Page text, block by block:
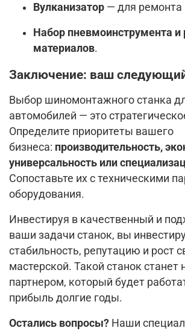
Вулканизатор — для ремонта
Набор пневмоинструмента и
материалов.
Заключение: ваш
Выбор шиномонтажного станка
автомобилей — это
Определите приоритеты вашего
бизнеса: производительность,
универсальность или
Сопоставьте их с техническими
оборудования.
Инвестируя в качественный и
ваши задачи станок, вы
стабильность, репутацию и рост
мастерской. Такой станок
партнером, который будет
прибыль долгие годы.
Остались вопросы? Наши